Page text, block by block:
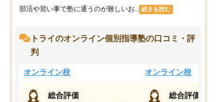
部活や習い事で塾に通うのが難しいお... 続きを読む
トライのオンライン個別指導塾の口コミ・評
判
オンライン校
総合評価
オンライン校
総合評価